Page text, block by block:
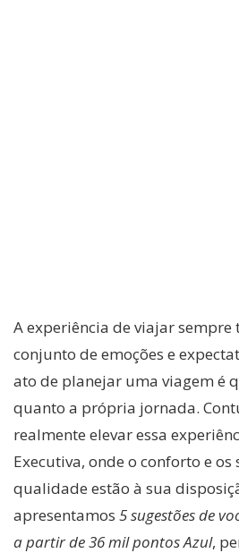
A experiência de viajar sempre
conjunto de emoções e
ato de planejar uma viagem é
quanto a própria jornada.
realmente elevar essa
Executiva, onde o conforto e os
qualidade estão à sua
apresentamos 5 sugestões de
a partir de 36 mil pontos Azul,